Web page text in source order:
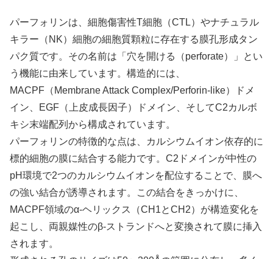
パーフォリンは、細胞傷害性T細胞（CTL）やナチュラル
キラー（NK）細胞の細胞質顆粒に存在する膜孔形成タン
パク質です。その名前は「穴を開ける（perforate）」とい
う機能に由来しています。構造的には、
MACPF（Membrane Attack Complex/Perforin-like）ドメ
イン、EGF（上皮成長因子）ドメイン、そしてC2カルボ
キシ末端配列から構成されています。
パーフォリンの特徴的な点は、カルシウムイオン依存的に
標的細胞の膜に結合する能力です。C2ドメインが中性の
pH環境で2つのカルシウムイオンを配位することで、膜へ
の強い結合が誘導されます。この結合をきっかけに、
MACPF領域のα-ヘリックス（CH1とCH2）が構造変化を
起こし、両親媒性のβ-ストランドへと変換されて膜に挿入
されます。